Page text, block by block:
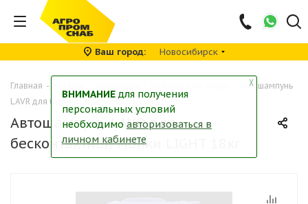
Ваш город Новосибирск
Главная -
Автошампунь
LAVR для бесконтактной мойки LIGHT 18кг
Автошампунь LAVR для
бесконтактной мойки LIGHT 18кг
╳
ВНИМАНИЕ для получения
персональных условий
необходимо авторизоваться в
личном кабинете